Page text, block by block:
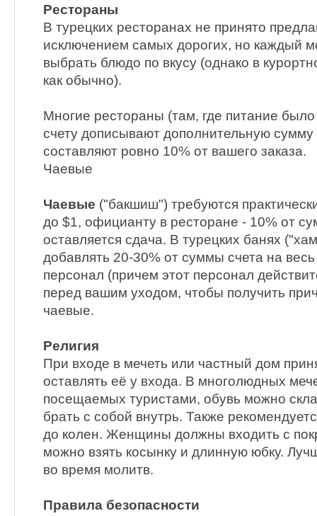
Рестораны
В турецких ресторанах не принято
исключением самых дорогих, но каждый
выбрать блюдо по вкусу (однако в
как обычно).
Многие рестораны (там, где питание
счету дописывают дополнительную
составляют ровно 10% от вашего заказа.
Чаевые
Чаевые ("бакшиш") требуются
до $1, официанту в ресторане - 10% от
оставляется сдача. В турецких банях
добавлять 20-30% от суммы счета на
персонал (причем этот персонал
перед вашим уходом, чтобы получить
чаевые.
Религия
При входе в мечеть или частный дом
оставлять её у входа. В многолюдных
посещаемых туристами, обувь можно
брать с собой внутрь. Также
до колен. Женщины должны входить с
можно взять косынку и длинную юбку.
во время молитв.
Правила безопасности